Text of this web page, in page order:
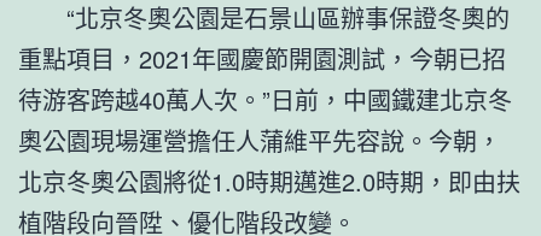
“北京冬奧公園是石景山區辦事保證冬奧的
重點項目，2021年國慶節開園測試，今朝已招
待游客跨越40萬人次。”日前，中國鐵建北京冬
奧公園現場運營擔任人蒲維平先容說。今朝，
北京冬奧公園將從1.0時期邁進2.0時期，即由扶
植階段向晉陞、優化階段改變。